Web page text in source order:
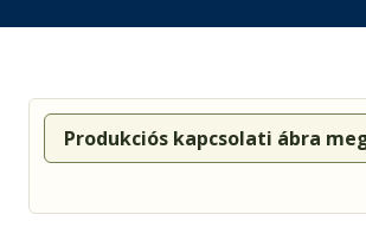
Produkciós kapcsolati ábra